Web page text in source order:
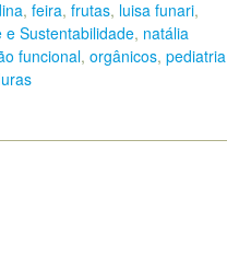
, feira, frutas, luisa funari,
e Sustentabilidade, natália
funcional, orgânicos, pediatria